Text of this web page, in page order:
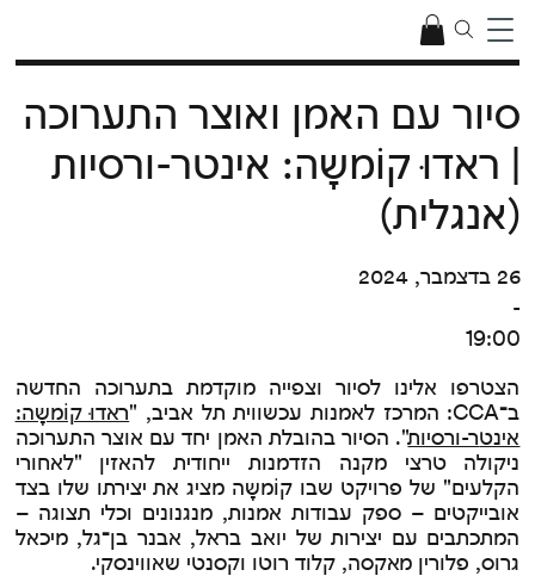
הצטרפו אלינו לסיור וצפייה מוקדמת בתערוכה החדשה
ב־CCA: המרכז לאמנות עכשווית תל אביב, "
ראדוּ קוֹמשָה:
אינטר-ורסיות". הסיור בהובלת האמן יחד עם אוצר התערוכה
ניקולה טרצי מקנה הזדמנות ייחודית להאזין "לאחורי
הקלעים" של פרויקט שבו קוֹמשָה מציג את יצירתו שלו בצד
אובייקטים – ספק עבודות אמנות, מנגנונים וכלי תצוגה –
המתכתבים עם יצירות של יואב בראל, אבנר בן־גל, מיכאל
גרוס, פלורין מאקסה, קלוד רוטו וקסנטי שאווינסקי.
סיור עם האמן ואוצר התערוכה
| ראדוּ קוֹמשָה: אינטר-ורסיות
(אנגלית)
26 בדצמבר, 2024
-
19:00